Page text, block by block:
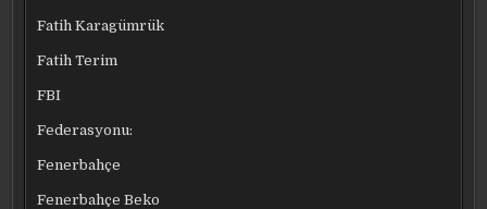
Fatih Karagümrük
Fatih Terim
FBI
Federasyonu:
Fenerbahçe
Fenerbahçe Beko